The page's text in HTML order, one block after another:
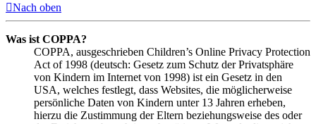
Nach oben
Was ist COPPA?
COPPA, ausgeschrieben Children’s Online Privacy Protection
Act of 1998 (deutsch: Gesetz zum Schutz der Privatsphäre
von Kindern im Internet von 1998) ist ein Gesetz in den
USA, welches festlegt, dass Websites, die möglicherweise
persönliche Daten von Kindern unter 13 Jahren erheben,
hierzu die Zustimmung der Eltern beziehungsweise des oder